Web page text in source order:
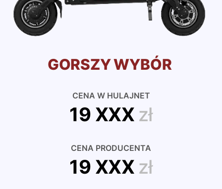
GORSZY WYBÓR
CENA W HULAJNET
19 XXX zł
CENA PRODUCENTA
19 XXX zł